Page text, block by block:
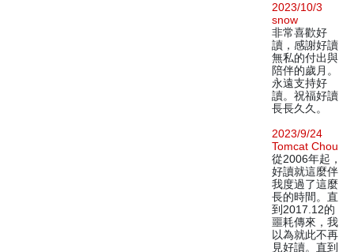
2023/10/3
snow
非常喜歡好
讀，感謝好讀
無私的付出與
陪伴的歲月。
永遠支持好
讀。祝福好讀
長長久久。
2023/9/24
Tomcat Chou
從2006年起，
好讀就這麼伴
我度過了這麼
長的時間。直
到2017.12的
噩耗傳來，我
以為就此不再
見好讀。直到